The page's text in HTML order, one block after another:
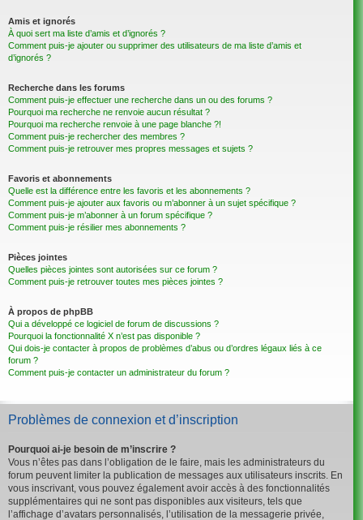
Amis et ignorés
À quoi sert ma liste d’amis et d’ignorés ?
Comment puis-je ajouter ou supprimer des utilisateurs de ma liste d’amis et
d’ignorés ?
Recherche dans les forums
Comment puis-je effectuer une recherche dans un ou des forums ?
Pourquoi ma recherche ne renvoie aucun résultat ?
Pourquoi ma recherche renvoie à une page blanche ?!
Comment puis-je rechercher des membres ?
Comment puis-je retrouver mes propres messages et sujets ?
Favoris et abonnements
Quelle est la différence entre les favoris et les abonnements ?
Comment puis-je ajouter aux favoris ou m’abonner à un sujet spécifique ?
Comment puis-je m’abonner à un forum spécifique ?
Comment puis-je résilier mes abonnements ?
Pièces jointes
Quelles pièces jointes sont autorisées sur ce forum ?
Comment puis-je retrouver toutes mes pièces jointes ?
À propos de phpBB
Qui a développé ce logiciel de forum de discussions ?
Pourquoi la fonctionnalité X n’est pas disponible ?
Qui dois-je contacter à propos de problèmes d’abus ou d’ordres légaux liés à ce
forum ?
Comment puis-je contacter un administrateur du forum ?
Problèmes de connexion et d’inscription
Pourquoi ai-je besoin de m’inscrire ?
Vous n’êtes pas dans l’obligation de le faire, mais les administrateurs du
forum peuvent limiter la publication de messages aux utilisateurs inscrits. En
vous inscrivant, vous pouvez également avoir accès à des fonctionnalités
supplémentaires qui ne sont pas disponibles aux visiteurs, tels que
l’affichage d’avatars personnalisés, l’utilisation de la messagerie privée,